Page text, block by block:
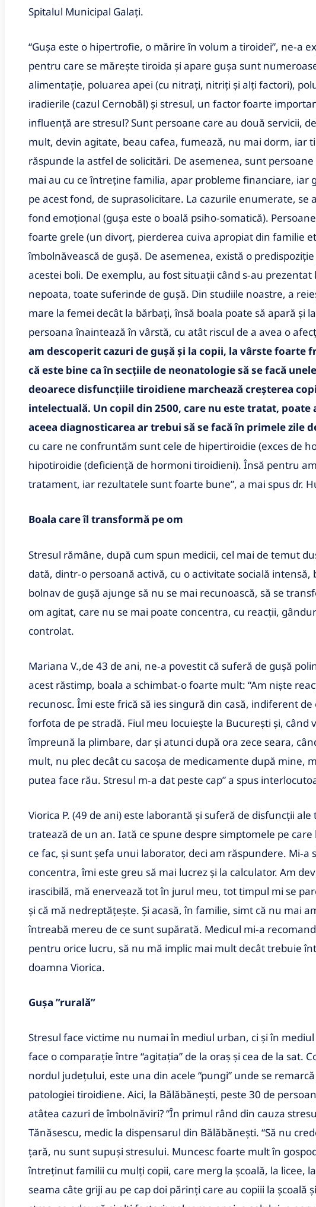
Spitalul Municipal Galaţi.
“Guşa este o hipertrofie, o mărire în volum a tiroidei”, ne‑a
pentru care se măreşte tiroida şi apare guşa sunt
alimentaţie, poluarea apei (cu nitraţi, nitriţi şi alţi factori),
iradierile (cazul Cernobâl) şi stresul, un factor foarte
influenţă are stresul? Sunt persoane care au două servicii,
mult, devin agitate, beau cafea, fumează, nu mai dorm, iar
răspunde la astfel de solicitări. De asemenea, sunt
mai au cu ce întreţine familia, apar probleme financiare, iar
pe acest fond, de suprasolicitare. La cazurile enumerate, se
fond emoţional (guşa este o boală psiho‑somatică).
foarte grele (un divorţ, pierderea cuiva apropiat din familie
îmbolnăvească de guşă. De asemenea, există o
acestei boli. De exemplu, au fost situaţii când s‑au
nepoata, toate suferinde de guşă. Din studiile noastre, a
mare la femei decât la bărbaţi, însă boala poate să apară şi
persoana înaintează în vârstă, cu atât riscul de a avea o
am descoperit cazuri de guşă şi la copii, la vârste foarte
că este bine ca în secţiile de neonatologie să se facă
deoarece disfuncţiile tiroidiene marchează creşterea
intelectuală. Un copil din 2500, care nu este tratat,
aceea diagnosticarea ar trebui să se facă în primele zile
cu care ne confruntăm sunt cele de hipertiroidie (exces de
hipotiroidie (deficienţă de hormoni tiroidieni). Însă pentru
tratament, iar rezultatele sunt foarte bune”, a mai spus dr.
Boala care îl transformă pe om
Stresul rămâne, după cum spun medicii, cel mai de temut
dată, dintr‑o persoană activă, cu o activitate socială
bolnav de guşă ajunge să nu se mai recunoască, să se
om agitat, care nu se mai poate concentra, cu reacţii,
controlat.
Mariana V.,de 43 de ani, ne‑a povestit că suferă de guşă
acest răstimp, boala a schimbat‑o foarte mult: “Am nişte
recunosc. Îmi este frică să ies singură din casă, indiferent
forfota de pe stradă. Fiul meu locuieşte la Bucureşti şi, când
împreună la plimbare, dar şi atunci după ora zece seara,
mult, nu plec decât cu sacoşa de medicamente după mine,
putea face rău. Stresul m‑a dat peste cap” a spus
Viorica P. (49 de ani) este laborantă şi suferă de disfuncţii
tratează de un an. Iată ce spune despre simptomele pe
ce fac, şi sunt şefa unui laborator, deci am răspundere.
concentra, îmi este greu să mai lucrez şi la calculator. Am
irascibilă, mă enervează tot în jurul meu, tot timpul mi se
şi că mă nedreptăţeşte. Şi acasă, în familie, simt că nu mai
întreabă mereu de ce sunt supărată. Medicul mi‑a
pentru orice lucru, să nu mă implic mai mult decât trebuie
doamna Viorica.
Guşa ”rurală”
Stresul face victime nu numai în mediul urban, ci şi în
face o comparaţie între “agitaţia” de la oraş şi cea de la sat.
nordul judeţului, este una din acele “pungi” unde se
patologiei tiroidiene. Aici, la Bălăbăneşti, peste 30 de
atâtea cazuri de îmbolnăviri? “În primul rând din cauza
Tănăsescu, medic la dispensarul din Bălăbăneşti. “Să nu
ţară, nu sunt supuşi stresului. Muncesc foarte mult în
întreţinut familii cu mulţi copii, care merg la şcoală, la licee,
seama câte griji au pe cap doi părinţi care au copiii la şcoală